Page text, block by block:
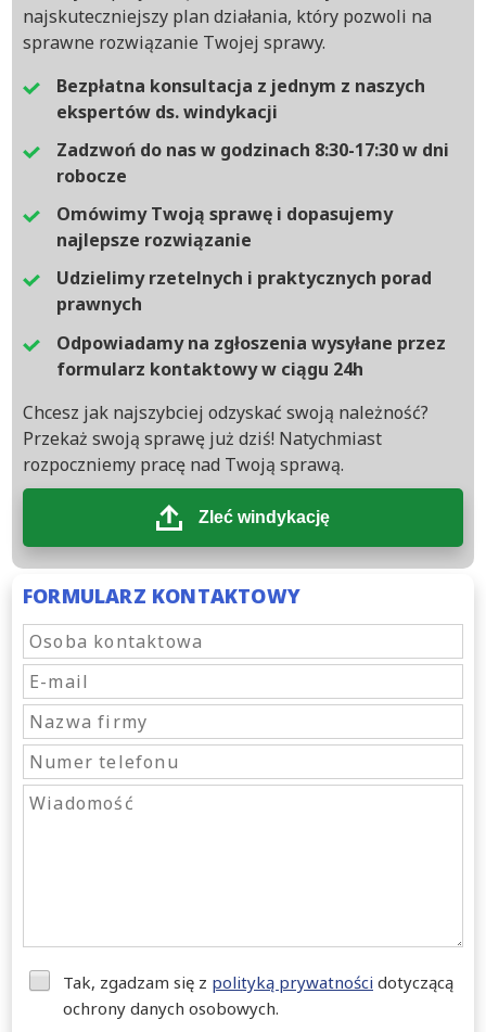
najskuteczniejszy plan działania, który pozwoli na
sprawne rozwiązanie Twojej sprawy.
Bezpłatna konsultacja z jednym z naszych
ekspertów ds. windykacji
Zadzwoń do nas w godzinach 8:30-17:30 w dni
robocze
Omówimy Twoją sprawę i dopasujemy
najlepsze rozwiązanie
Udzielimy rzetelnych i praktycznych porad
prawnych
Odpowiadamy na zgłoszenia wysyłane przez
formularz kontaktowy w ciągu 24h
Chcesz jak najszybciej odzyskać swoją należność?
Przekaż swoją sprawę już dziś! Natychmiast
rozpoczniemy pracę nad Twoją sprawą.
Zleć windykację
FORMULARZ KONTAKTOWY
Tak, zgadzam się z polityką prywatności dotyczącą
ochrony danych osobowych.